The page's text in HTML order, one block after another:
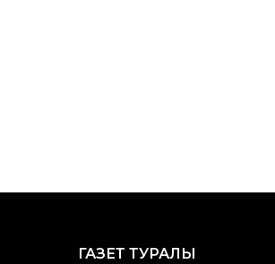
ГАЗЕТ ТУРАЛЫ